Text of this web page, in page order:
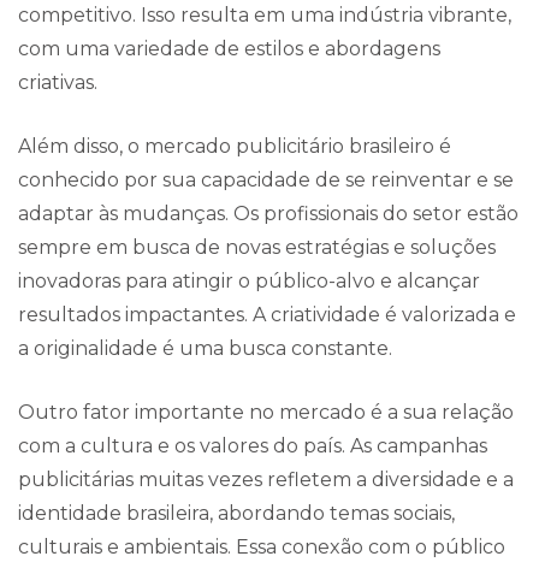
competitivo. Isso resulta em uma indústria vibrante,
com uma variedade de estilos e abordagens
criativas.
Além disso, o mercado publicitário brasileiro é
conhecido por sua capacidade de se reinventar e se
adaptar às mudanças. Os profissionais do setor estão
sempre em busca de novas estratégias e soluções
inovadoras para atingir o público-alvo e alcançar
resultados impactantes. A criatividade é valorizada e
a originalidade é uma busca constante.
Outro fator importante no mercado é a sua relação
com a cultura e os valores do país. As campanhas
publicitárias muitas vezes refletem a diversidade e a
identidade brasileira, abordando temas sociais,
culturais e ambientais. Essa conexão com o público